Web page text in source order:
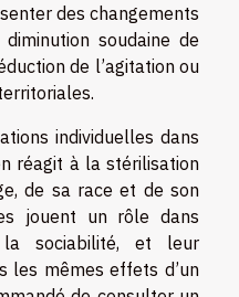
des changements
soudaine de
de l’agitation ou
individuelles dans
réagit à la stérilisation
de sa race et de son
jouent un rôle dans
la sociabilité, et leur
les mêmes effets d’un